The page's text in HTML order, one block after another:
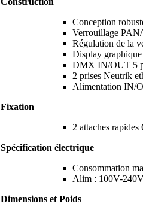
Conception
Verrouillage
Régulation de la
Display
DMX IN/OUT 5
2 prises Neutrik
Alimentation IN/
Fixation
2 attaches
Spécification électrique
Consommation
Alim : 100V-
Dimensions et Poids